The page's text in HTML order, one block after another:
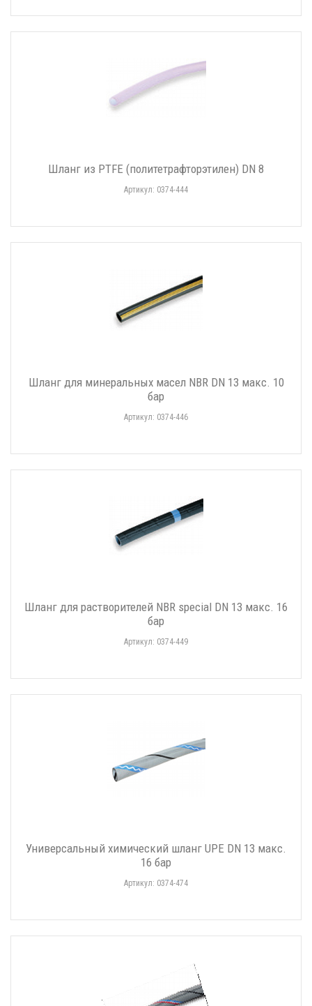
Шланг из PTFE (политетрафторэтилен) DN 8
Артикул: 0374-444
Шланг для минеральных масел NBR DN 13 макс. 10
бар
Артикул: 0374-446
Шланг для растворителей NBR special DN 13 макс. 16
бар
Артикул: 0374-449
Универсальный химический шланг UPE DN 13 макс.
16 бар
Артикул: 0374-474